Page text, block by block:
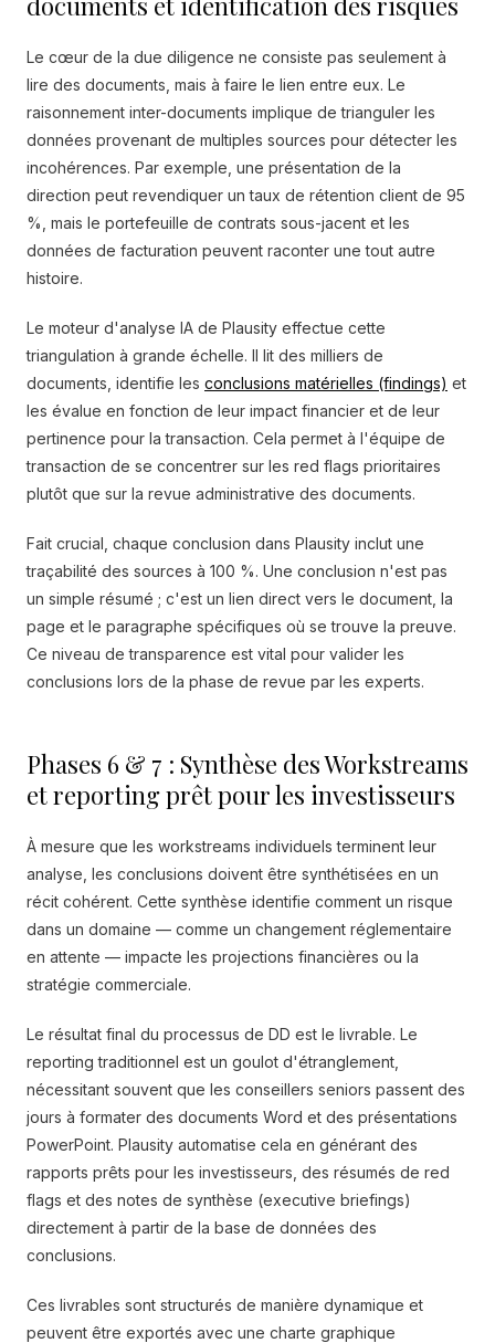
Le cœur de la due diligence ne consiste pas seulement à
lire des documents, mais à faire le lien entre eux. Le
raisonnement inter-documents implique de trianguler les
données provenant de multiples sources pour détecter les
incohérences. Par exemple, une présentation de la
direction peut revendiquer un taux de rétention client de 95
%, mais le portefeuille de contrats sous-jacent et les
données de facturation peuvent raconter une tout autre
histoire.
Le moteur d'analyse IA de Plausity effectue cette
triangulation à grande échelle. Il lit des milliers de
documents, identifie les conclusions matérielles (findings) et
les évalue en fonction de leur impact financier et de leur
pertinence pour la transaction. Cela permet à l'équipe de
transaction de se concentrer sur les red flags prioritaires
plutôt que sur la revue administrative des documents.
Fait crucial, chaque conclusion dans Plausity inclut une
traçabilité des sources à 100 %. Une conclusion n'est pas
un simple résumé ; c'est un lien direct vers le document, la
page et le paragraphe spécifiques où se trouve la preuve.
Ce niveau de transparence est vital pour valider les
conclusions lors de la phase de revue par les experts.
Phases 6 & 7 : Synthèse des Workstreams
et reporting prêt pour les investisseurs
À mesure que les workstreams individuels terminent leur
analyse, les conclusions doivent être synthétisées en un
récit cohérent. Cette synthèse identifie comment un risque
dans un domaine — comme un changement réglementaire
en attente — impacte les projections financières ou la
stratégie commerciale.
Le résultat final du processus de DD est le livrable. Le
reporting traditionnel est un goulot d'étranglement,
nécessitant souvent que les conseillers seniors passent des
jours à formater des documents Word et des présentations
PowerPoint. Plausity automatise cela en générant des
rapports prêts pour les investisseurs, des résumés de red
flags et des notes de synthèse (executive briefings)
directement à partir de la base de données des
conclusions.
Ces livrables sont structurés de manière dynamique et
peuvent être exportés avec une charte graphique